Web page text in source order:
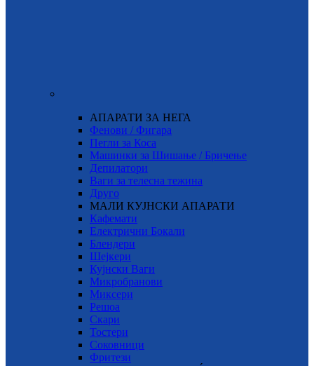
АПАРАТИ ЗА НЕГА
Фенови / Фигара
Пегли за Коса
Машинки за Шишање / Бричење
Депилатори
Ваги за телесна тежина
Друго
МАЛИ КУЈНСКИ АПАРАТИ
Кафемати
Електрични Бокали
Блендери
Шејкери
Кујнски Ваги
Микробранови
Миксери
Решоа
Скари
Тостери
Соковници
Фритези